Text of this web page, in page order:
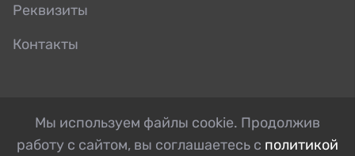
Реквизиты
Контакты
Мы используем файлы cookie. Продолжив
работу с сайтом, вы соглашаетесь с политикой